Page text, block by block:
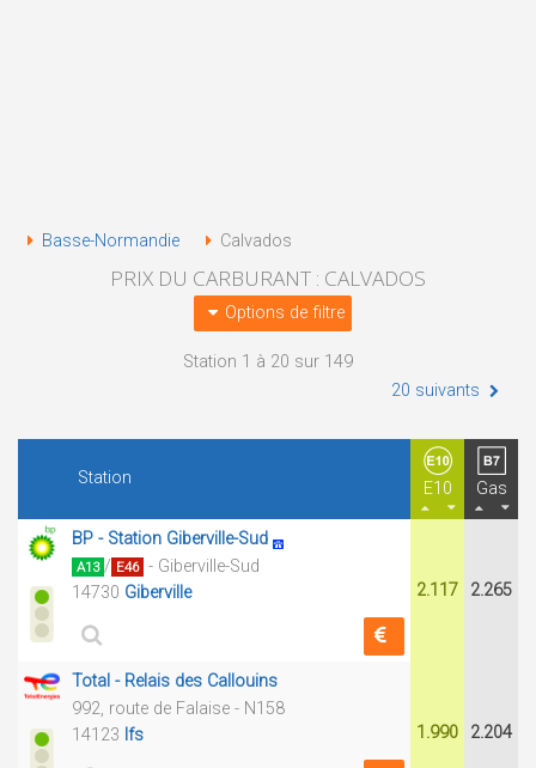
Basse-Normandie Calvados
PRIX DU CARBURANT : CALVADOS
Options de filtre
Station 1 à 20 sur 149
20 suivants
Station
E10 Gas
BP - Station Giberville-Sud
A13 / E46 - Giberville-Sud
14730 Giberville 2.117 2.265
Total - Relais des Callouins
992, route de Falaise - N158
14123 Ifs 1.990 2.204